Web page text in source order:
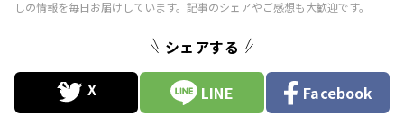
シェアする
LINE Facebook